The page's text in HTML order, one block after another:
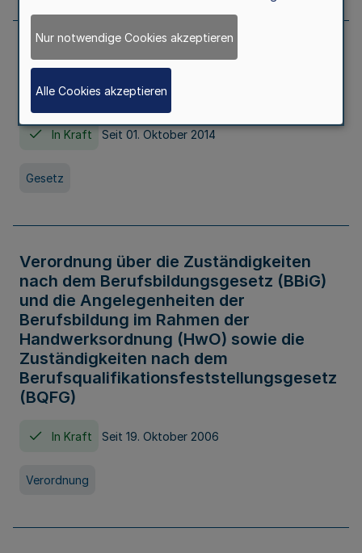
Gesetz über die Hochschulen des Landes
Nordrhein-Westfalen (Hochschulgesetz -
HG)
In Kraft Seit 01. Oktober 2014
Gesetz
Verordnung über die Zuständigkeiten
nach dem Berufsbildungsgesetz (BBiG)
und die Angelegenheiten der
Berufsbildung im Rahmen der
Handwerksordnung (HwO) sowie die
Zuständigkeiten nach dem
Berufsqualifikationsfeststellungsgesetz
(BQFG)
In Kraft Seit 19. Oktober 2006
Verordnung
Nur notwendige Cookies akzeptieren
Alle Cookies akzeptieren